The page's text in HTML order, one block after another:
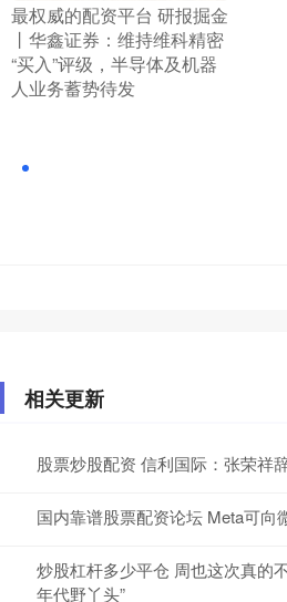
​最权威的配资平台 研报掘金
丨华鑫证券：维持维科精密
“买入”评级，半导体及机器
人业务蓄势待发
相关更新
股票炒股配资 信利国际：张荣祥
国内靠谱股票配资论坛 Meta可向
炒股杠杆多少平仓 周也这次真的
年代野丫头”